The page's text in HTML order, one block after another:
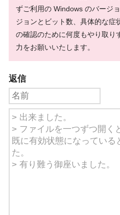
ずご利用の Windows のバージ
ジョンとビット数、具体的な症
の確認のために何度もやり取り
力をお願いいたします。
返信